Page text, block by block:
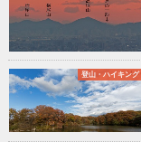
登山・ハイキング